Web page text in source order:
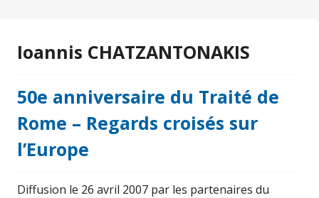
Ioannis CHATZANTONAKIS
50e anniversaire du Traité de
Rome – Regards croisés sur
l’Europe
Diffusion le 26 avril 2007 par les partenaires du